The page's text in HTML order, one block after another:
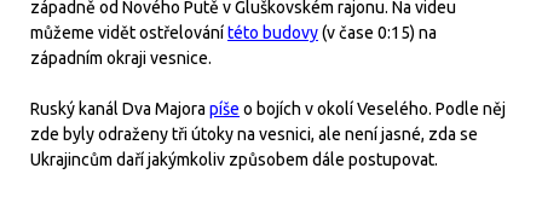
západně od Nového Putě v Gluškovském rajonu. Na videu
můžeme vidět ostřelovánítéto budovy(v čase 0:15) na
západním okraji vesnice.
Ruský kanál Dva Majora píše o bojích v okolí Veselého. Podle něj
zde byly odraženy tři útoky na vesnici, ale není jasné, zda se
Ukrajincům daří jakýmkoliv způsobem dále postupovat.